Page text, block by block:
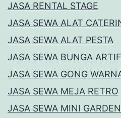
JASA RENTAL STAGE
JASA SEWA ALAT
JASA SEWA ALAT PESTA
JASA SEWA BUNGA
JASA SEWA GONG
JASA SEWA MEJA RETRO
JASA SEWA MINI GARDEN